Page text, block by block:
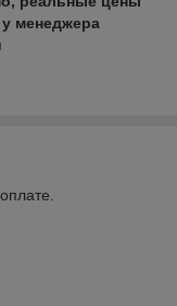
у менеджера